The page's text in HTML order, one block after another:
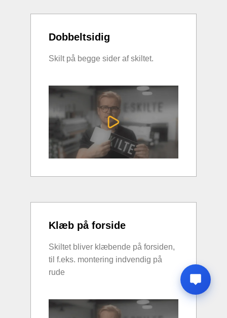
Dobbeltsidig
Skilt på begge sider af skiltet.
Klæb på forside
Skiltet bliver klæbende på forsiden,
til f.eks. montering indvendig på
rude